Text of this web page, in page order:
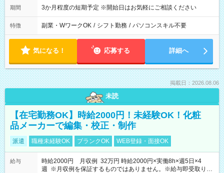
期間 3か月程度の短期予定 ※開始日はお気軽にご相談ください
特徴 副業・WワークOK / シフト勤務 / パソコンスキル不要
気になる！ 応募する 詳細へ
掲載日：2026.08.06
未読
【在宅勤務OK】時給2000円！未経験OK！化粧
品メーカーで編集・校正・制作
派遣 職種未経験OK ブランクOK WEB登録・面接OK
給与
時給2000円 月収例 32万円 時給2000円×実働8h×週5日×4
週 ※月収例を保証するものではありません。※給与即受取りサ